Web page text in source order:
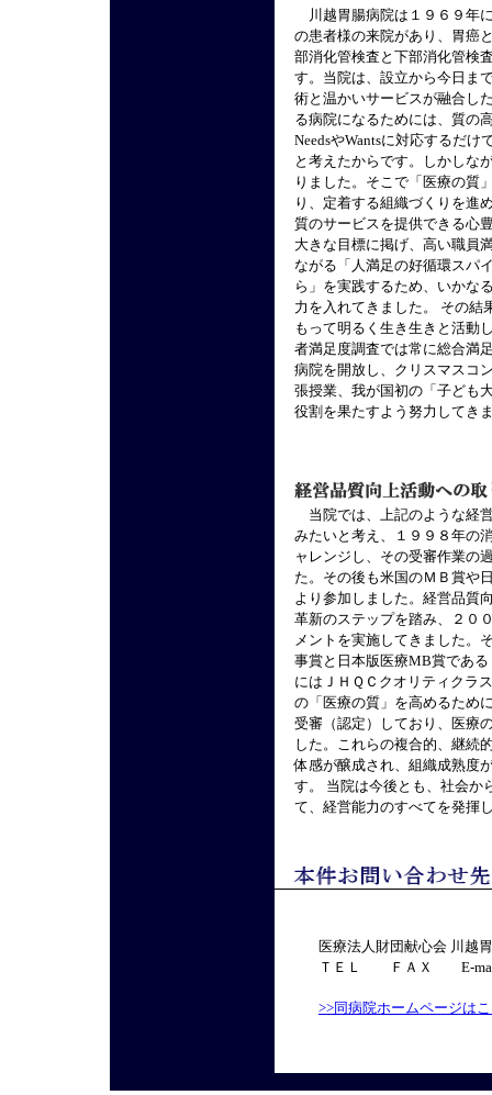
川越胃腸病院は１９６９年
の患者様の来院があり、胃癌
部消化管検査と下部消化管検
す。当院は、設立から今日ま
術と温かいサービスが融合し
る病院になるためには、質の
NeedsやWantsに対応するだ
と考えたからです。しかしな
りました。そこで「医療の質
り、定着する組織づくりを進
質のサービスを提供できる心
大きな目標に掲げ、高い職員
ながる「人満足の好循環スパ
ら」を実践するため、いかな
力を入れてきました。 その結
もって明るく生き生きと活動
者満足度調査では常に総合満
病院を開放し、クリスマスコ
張授業、我が国初の「子ども
役割を果たすよう努力してき
当院では、上記のような経
みたいと考え、１９９８年の
ャレンジし、その受審作業の
た。その後も米国のＭＢ賞や
より参加しました。経営品質
革新のステップを踏み、２０
メントを実施してきました。
事賞と日本版医療MB賞であ
にはＪＨＱＣクオリティクラ
の「医療の質」を高めるため
受審（認定）しており、医療
した。これらの複合的、継続
体感が醸成され、組織成熟度
す。 当院は今後とも、社会か
て、経営能力のすべてを発揮
医療法人財団献心会 川
ＴＥＬ ＦＡＸ E-
>>同病院ホームページは